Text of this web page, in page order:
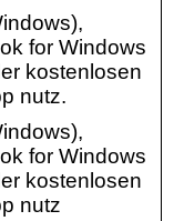
for Windows
kostenlosen
nutz.
for Windows
kostenlosen
nutz